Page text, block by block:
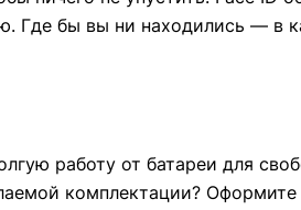
бы вы ни находились — в
работу от батареи для
комплектации? Оформите